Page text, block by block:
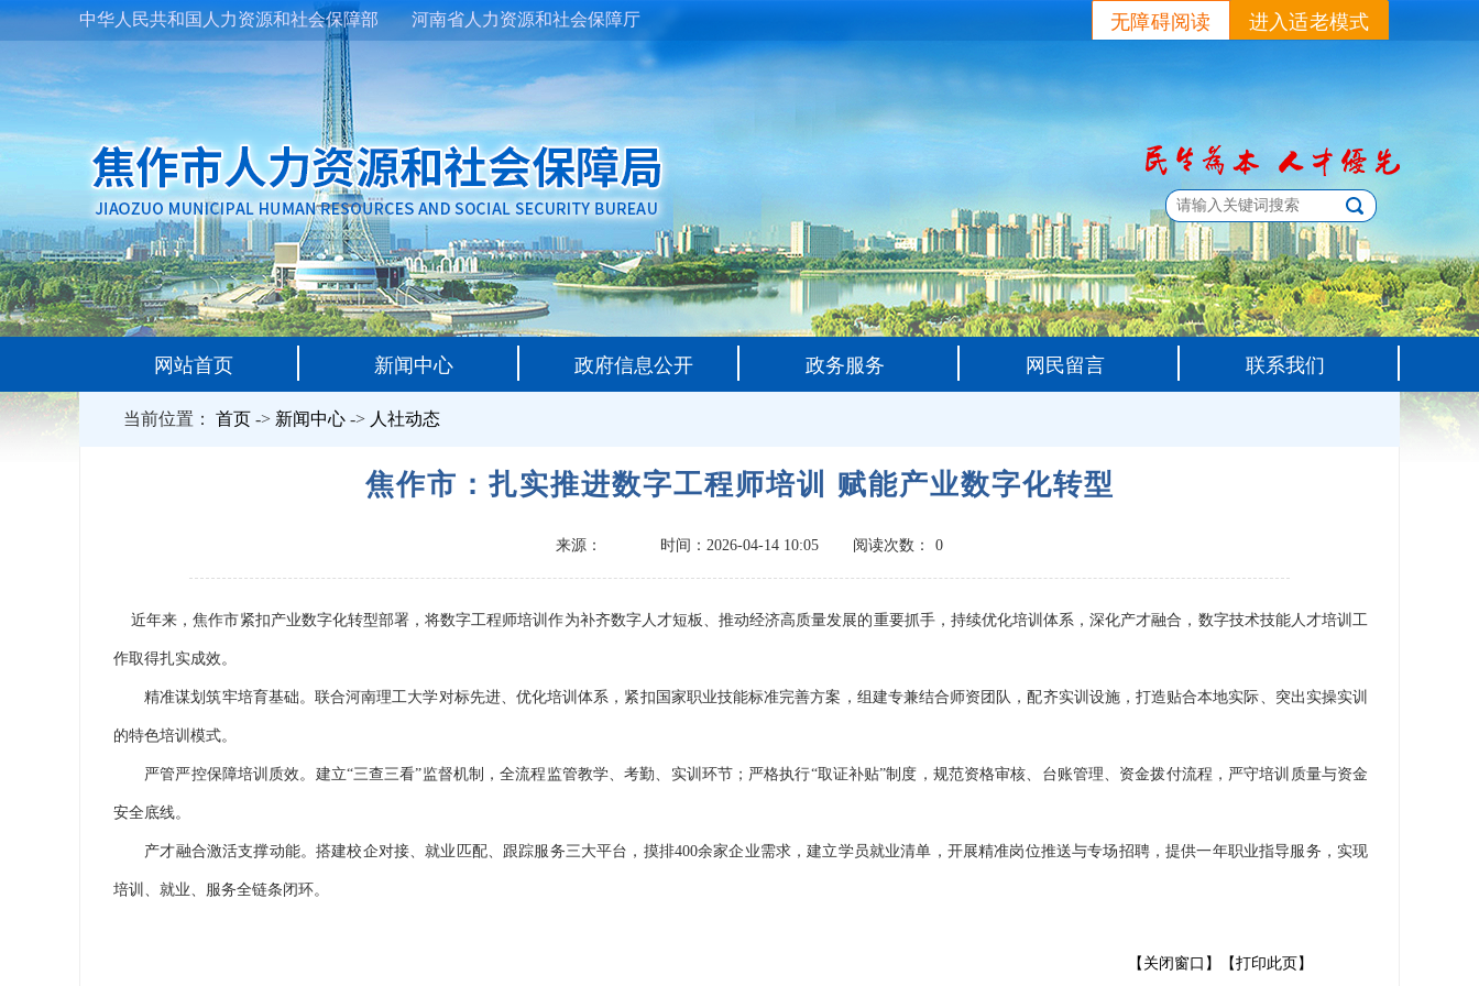
中华人民共和国人力资源和社会保障部 河南省人力资源和社会保障厅 无障碍阅读 进入适老模式
网站首页 新闻中心 政府信息公开 政务服务 网民留言 联系我们
当前位置： 首页 -> 新闻中心 -> 人社动态
焦作市：扎实推进数字工程师培训 赋能产业数字化转型
来源： 时间：2026-04-14 10:05 阅读次数： 0
近年来，焦作市紧扣产业数字化转型部署，将数字工程师培训作为补齐数字人才短板、推动经济高质量发展的重要抓手，持续优化培训体系，深化产才融合，数字技术技能人才培训工
作取得扎实成效。
精准谋划筑牢培育基础。联合河南理工大学对标先进、优化培训体系，紧扣国家职业技能标准完善方案，组建专兼结合师资团队，配齐实训设施，打造贴合本地实际、突出实操实训
的特色培训模式。
严管严控保障培训质效。建立“三查三看”监督机制，全流程监管教学、考勤、实训环节；严格执行“取证补贴”制度，规范资格审核、台账管理、资金拨付流程，严守培训质量与资金
安全底线。
产才融合激活支撑动能。搭建校企对接、就业匹配、跟踪服务三大平台，摸排400余家企业需求，建立学员就业清单，开展精准岗位推送与专场招聘，提供一年职业指导服务，实现
培训、就业、服务全链条闭环。
【打印此页】
【关闭窗口】